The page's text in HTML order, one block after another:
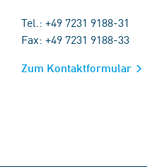
Tel.: +49 7231 9188-31
Fax: +49 7231 9188-33
Zum Kontaktformular